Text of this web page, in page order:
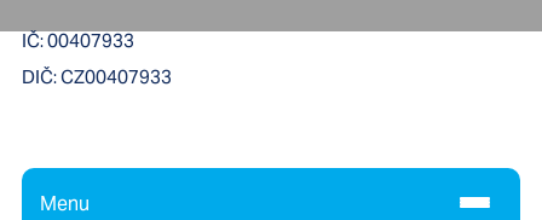
IČ:00407933
DIČ:CZ00407933
Menu